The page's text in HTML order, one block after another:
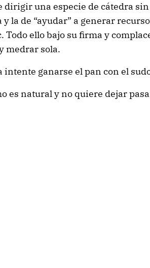
dirigir una especie de cátedra sin
la de “ayudar” a generar
Todo ello bajo su firma y
medrar sola.
intente ganarse el pan con el
es natural y no quiere dejar